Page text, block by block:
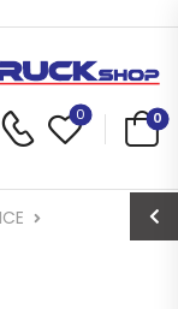
0 0